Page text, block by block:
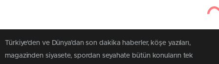
Türkiye'den ve Dünya’dan son dakika haberler, köşe yazıları,
magazinden siyasete, spordan seyahate bütün konuların tek